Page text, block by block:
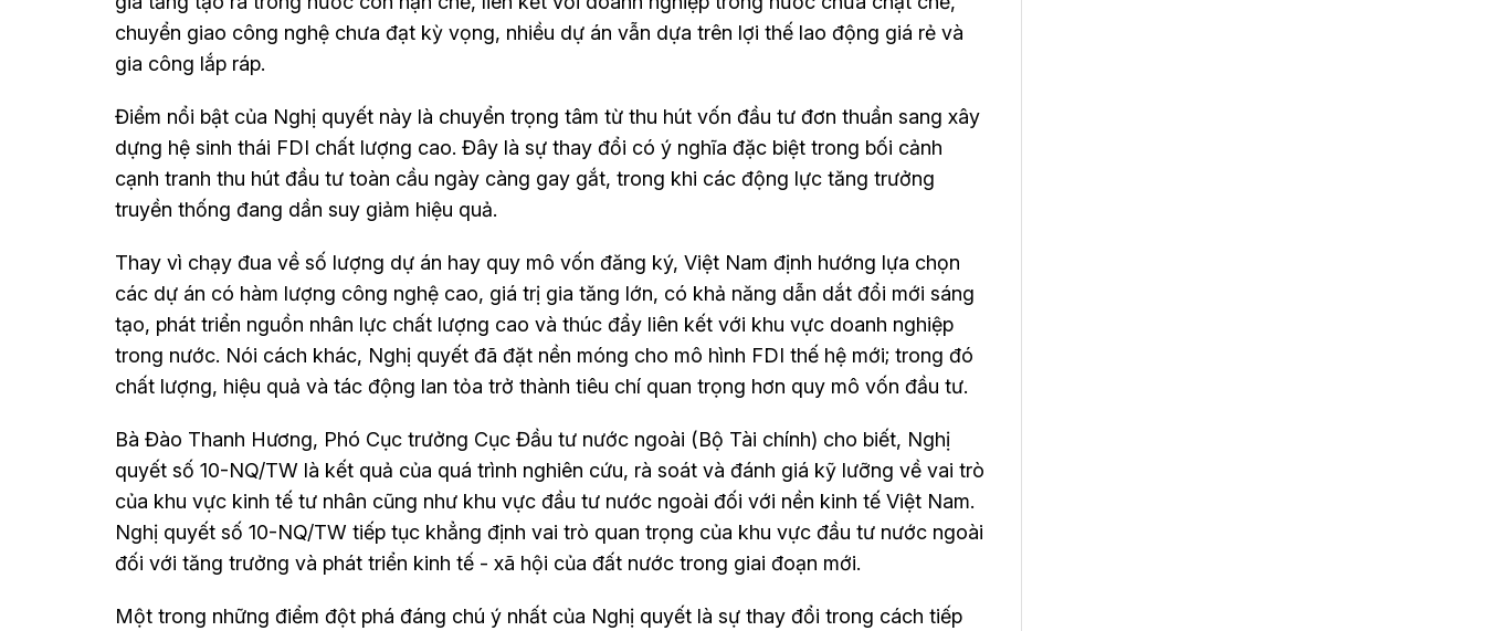
chuyển giao công nghệ chưa đạt kỳ vọng, nhiều dự án vẫn dựa trên lợi thế lao động giá rẻ và
gia công lắp ráp.
Điểm nổi bật của Nghị quyết này là chuyển trọng tâm từ thu hút vốn đầu tư đơn thuần sang xây
dựng hệ sinh thái FDI chất lượng cao. Đây là sự thay đổi có ý nghĩa đặc biệt trong bối cảnh
cạnh tranh thu hút đầu tư toàn cầu ngày càng gay gắt, trong khi các động lực tăng trưởng
truyền thống đang dần suy giảm hiệu quả.
Thay vì chạy đua về số lượng dự án hay quy mô vốn đăng ký, Việt Nam định hướng lựa chọn
các dự án có hàm lượng công nghệ cao, giá trị gia tăng lớn, có khả năng dẫn dắt đổi mới sáng
tạo, phát triển nguồn nhân lực chất lượng cao và thúc đẩy liên kết với khu vực doanh nghiệp
trong nước. Nói cách khác, Nghị quyết đã đặt nền móng cho mô hình FDI thế hệ mới; trong đó
chất lượng, hiệu quả và tác động lan tỏa trở thành tiêu chí quan trọng hơn quy mô vốn đầu tư.
Bà Đào Thanh Hương, Phó Cục trưởng Cục Đầu tư nước ngoài (Bộ Tài chính) cho biết, Nghị
quyết số 10-NQ/TW là kết quả của quá trình nghiên cứu, rà soát và đánh giá kỹ lưỡng về vai trò
của khu vực kinh tế tư nhân cũng như khu vực đầu tư nước ngoài đối với nền kinh tế Việt Nam.
Nghị quyết số 10-NQ/TW tiếp tục khẳng định vai trò quan trọng của khu vực đầu tư nước ngoài
đối với tăng trưởng và phát triển kinh tế - xã hội của đất nước trong giai đoạn mới.
Một trong những điểm đột phá đáng chú ý nhất của Nghị quyết là sự thay đổi trong cách tiếp